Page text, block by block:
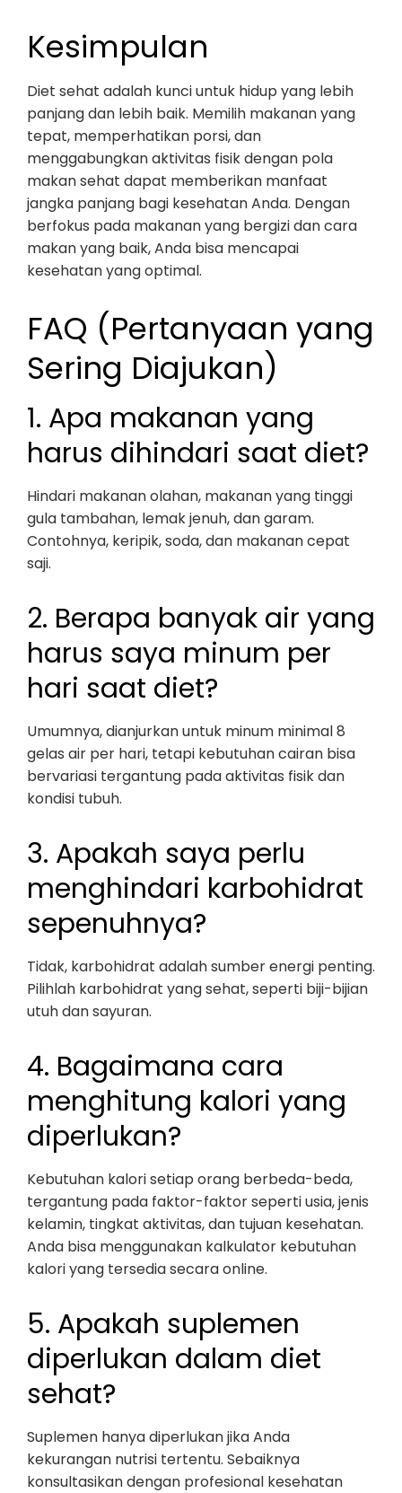
Kesimpulan
Diet sehat adalah kunci untuk hidup yang lebih
panjang dan lebih baik. Memilih makanan yang
tepat, memperhatikan porsi, dan
menggabungkan aktivitas fisik dengan pola
makan sehat dapat memberikan manfaat
jangka panjang bagi kesehatan Anda. Dengan
berfokus pada makanan yang bergizi dan cara
makan yang baik, Anda bisa mencapai
kesehatan yang optimal.
FAQ (Pertanyaan yang
Sering Diajukan)
1. Apa makanan yang
harus dihindari saat diet?
Hindari makanan olahan, makanan yang tinggi
gula tambahan, lemak jenuh, dan garam.
Contohnya, keripik, soda, dan makanan cepat
saji.
2. Berapa banyak air yang
harus saya minum per
hari saat diet?
Umumnya, dianjurkan untuk minum minimal 8
gelas air per hari, tetapi kebutuhan cairan bisa
bervariasi tergantung pada aktivitas fisik dan
kondisi tubuh.
3. Apakah saya perlu
menghindari karbohidrat
sepenuhnya?
Tidak, karbohidrat adalah sumber energi penting.
Pilihlah karbohidrat yang sehat, seperti biji-bijian
utuh dan sayuran.
4. Bagaimana cara
menghitung kalori yang
diperlukan?
Kebutuhan kalori setiap orang berbeda-beda,
tergantung pada faktor-faktor seperti usia, jenis
kelamin, tingkat aktivitas, dan tujuan kesehatan.
Anda bisa menggunakan kalkulator kebutuhan
kalori yang tersedia secara online.
5. Apakah suplemen
diperlukan dalam diet
sehat?
Suplemen hanya diperlukan jika Anda
kekurangan nutrisi tertentu. Sebaiknya
konsultasikan dengan profesional kesehatan